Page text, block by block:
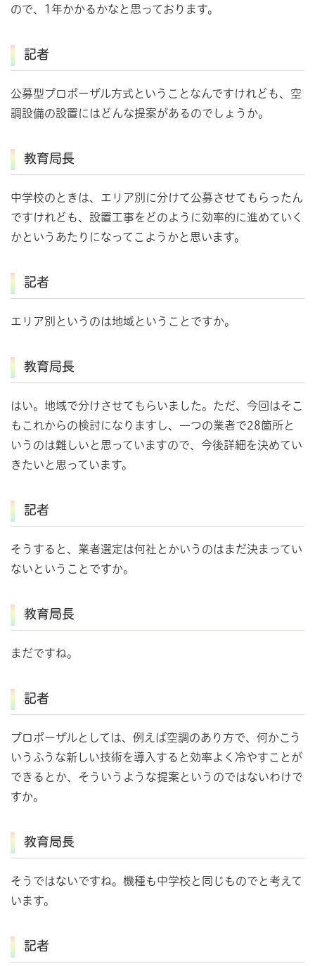
ので、1年かかるかなと思っております。
記者
公募型プロポーザル方式ということなんですけれども、空
調設備の設置にはどんな提案があるのでしょうか。
教育局長
中学校のときは、エリア別に分けて公募させてもらったん
ですけれども、設置工事をどのように効率的に進めていく
かというあたりになってこようかと思います。
記者
エリア別というのは地域ということですか。
教育局長
はい。地域で分けさせてもらいました。ただ、今回はそこ
もこれからの検討になりますし、一つの業者で28箇所と
いうのは難しいと思っていますので、今後詳細を決めてい
きたいと思っています。
記者
そうすると、業者選定は何社とかいうのはまだ決まってい
ないということですか。
教育局長
まだですね。
記者
プロポーザルとしては、例えば空調のあり方で、何かこう
いうふうな新しい技術を導入すると効率よく冷やすことが
できるとか、そういうような提案というのではないわけで
すか。
教育局長
そうではないですね。機種も中学校と同じものでと考えて
います。
記者